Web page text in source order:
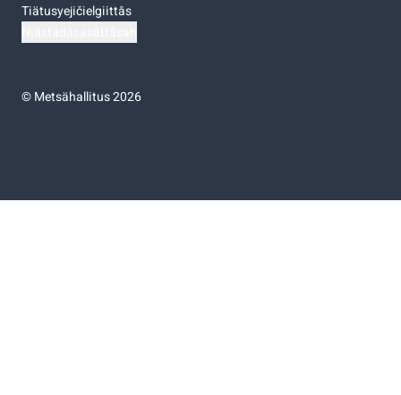
Tiätusyejičielgiittâs
©Metsähallitus 2026